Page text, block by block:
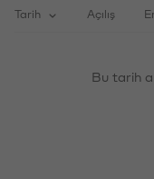
Tarih Açılış
Bu tarih